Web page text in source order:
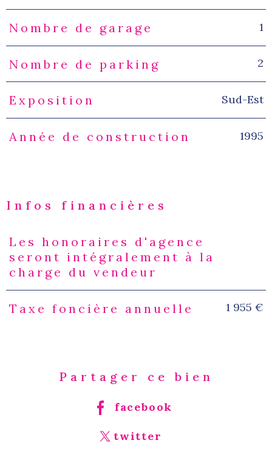
Nombre de garage 1
Nombre de parking 2
Exposition Sud-Est
Année de construction 1995
Infos financières
Caractéristiques Valeurs
Les honoraires d'agence
seront intégralement à la
charge du vendeur
Taxe foncière annuelle 1 955 €
Partager ce bien
facebook
twitter